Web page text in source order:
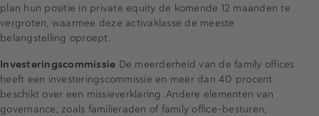
plan hun positie in private equity de komende 12 maanden te
vergroten, waarmee deze activaklasse de meeste
belangstelling oproept.
Investeringscommissie De meerderheid van de family offices
heeft een investeringscommissie en meer dan 40 procent
beschikt over een missieverklaring. Andere elementen van
governance, zoals familieraden of family office-besturen,